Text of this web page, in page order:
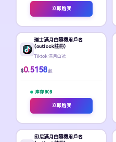
立即购买
瑞士滿月白隨機用戶名
(outlook註冊)
Tiktok 滿月白號
$0.5158 起
库存 808
立即购买
印尼滿月白隨機用戶名